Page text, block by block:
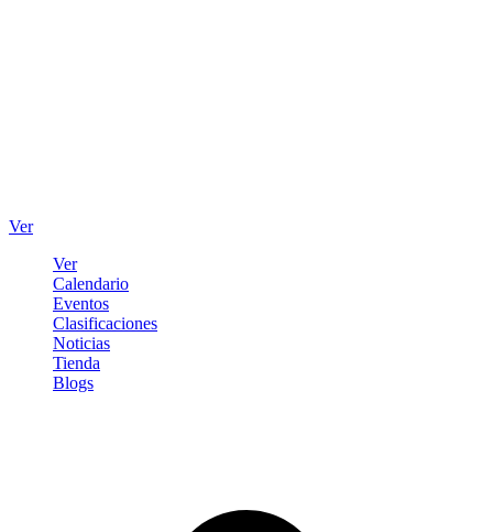
Ver
Ver
Calendario
Eventos
Clasificaciones
Noticias
Tienda
Blogs